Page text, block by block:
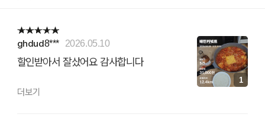
ghdud8*** 2026.05.10
할인받아서 잘샀어요 감사합니다
더보기
1